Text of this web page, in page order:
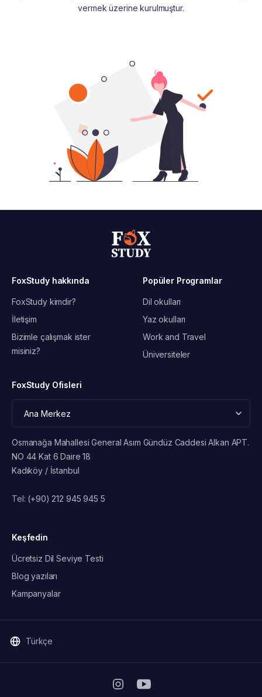
vermek üzerine kurulmuştur.
FoxStudy hakkında
FoxStudy kimdir?
İletişim
Bizimle çalışmak ister
misiniz?
Popüler Programlar
Dil okulları
Yaz okulları
Work and Travel
Üniversiteler
FoxStudy Ofisleri
Osmanağa Mahallesi General Asım Gündüz Caddesi Alkan APT.
NO 44 Kat 6 Daire 18
Kadıköy / İstanbul
Tel: (+90) 212 945 945 5
Keşfedin
Ücretsiz Dil Seviye Testi
Blog yazıları
Kampanyalar
Türkçe